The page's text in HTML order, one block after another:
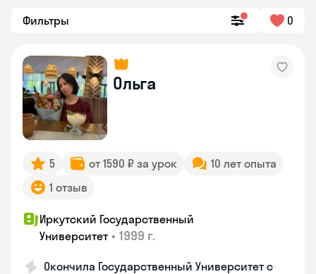
Фильтры 0
Ольга
5 от 1590 ₽ за урок
10 лет опыта
1 отзыв
Иркутский Государственный
Университет • 1999 г.
Окончила Государственный Университет с